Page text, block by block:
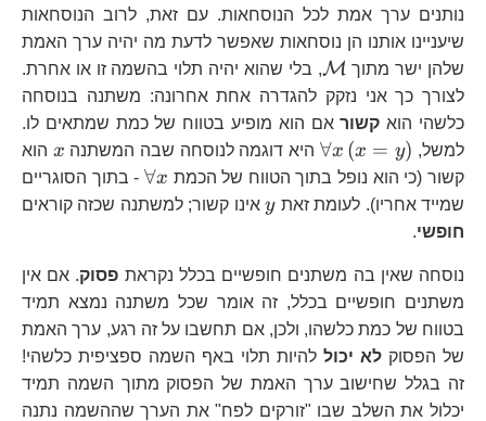
נותנים ערך אמת לכל הנוסחאות. עם זאת, לרוב הנוסחאות
שיעניינו אותנו הן נוסחאות שאפשר לדעת מה יהיה ערך האמת
שלהן ישר מתוך
\mathcal{M} M, בלי שהוא יהיה תלוי בהשמה זו או אחרת.
לצורך כך אני נזקק להגדרה אחת אחרונה: משתנה בנוסחה
כלשהי הוא קשוראם הוא מופיע בטווח של כמת שמתאים לו.
למשל,
\forall
x\left(x=y\right)
∀x (x = y) היא דוגמה לנוסחה שבה המשתנה x
x הוא
קשור (כי הוא נופל בתוך הטווח של הכמת
\forall
x
∀x
- בתוך הסוגריים
שמייד אחריו). לעומת זאת
y yאינו קשור; למשתנה שכזה קוראים
חופשי.
נוסחה שאין בה משתנים חופשיים בכלל נקראת פסוק. אם אין
משתנים חופשיים בכלל, זה אומר שכל משתנה נמצא תמיד
בטווח של כמת כלשהו, ולכן, אם תחשבו על זה רגע, ערך האמת
של הפסוק לא יכול להיות תלוי באף השמה ספציפית כלשהי!
זה בגלל שחישוב ערך האמת של הפסוק מתוך השמה תמיד
יכלול את השלב שבו "זורקים לפח" את הערך שההשמה נתנה